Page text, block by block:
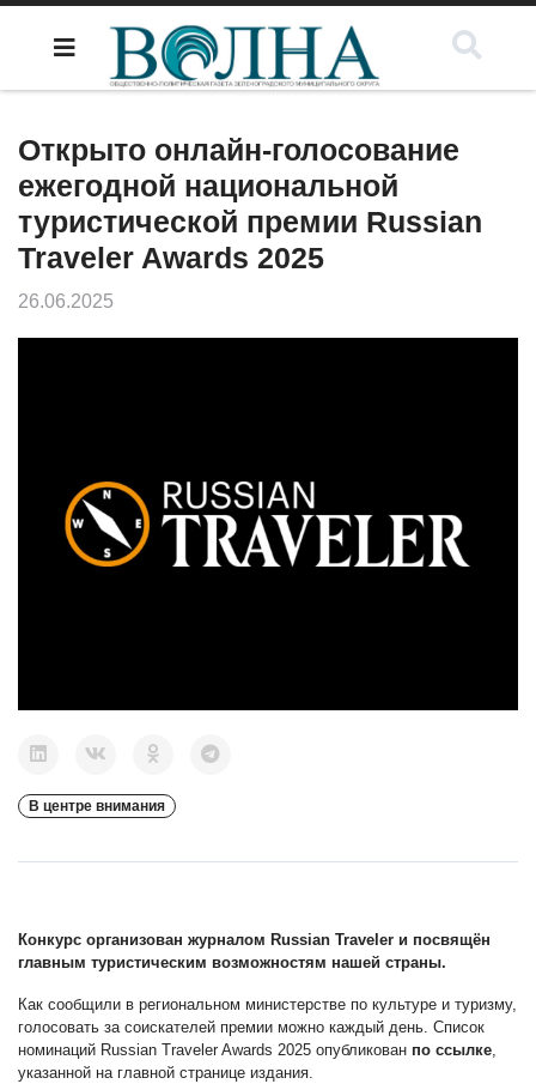
Открыто онлайн-голосование
ежегодной национальной
туристической премии Russian
Traveler Awards 2025
26.06.2025
В центре внимания
Конкурс организован журналом Russian Traveler и посвящён
главным туристическим возможностям нашей страны.
Как сообщили в региональном министерстве по культуре и туризму,
голосовать за соискателей премии можно каждый день. Список
номинаций Russian Traveler Awards 2025 опубликован по ссылке
указанной на главной странице издания.